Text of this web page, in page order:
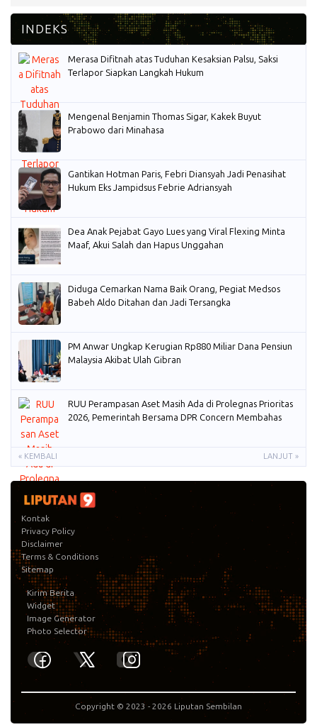
Merasa Difitnah atas Tuduhan Kesaksian Palsu, Saksi
Terlapor Siapkan Langkah Hukum
Mengenal Benjamin Thomas Sigar, Kakek Buyut
Prabowo dari Minahasa
Gantikan Hotman Paris, Febri Diansyah Jadi Penasihat
Hukum Eks Jampidsus Febrie Adriansyah
Dea Anak Pejabat Gayo Lues yang Viral Flexing Minta
Maaf, Akui Salah dan Hapus Unggahan
Diduga Cemarkan Nama Baik Orang, Pegiat Medsos
Babeh Aldo Ditahan dan Jadi Tersangka
PM Anwar Ungkap Kerugian Rp880 Miliar Dana Pensiun
Malaysia Akibat Ulah Gibran
RUU Perampasan Aset Masih Ada di Prolegnas Prioritas
2026, Pemerintah Bersama DPR Concern Membahas
« KEMBALI LANJUT »
Kontak
Privacy Policy
Disclaimer
Terms & Conditions
Sitemap
Kirim Berita
Widget
Image Generator
Photo Selector
Copyright © 2023 - 2026 Liputan Sembilan